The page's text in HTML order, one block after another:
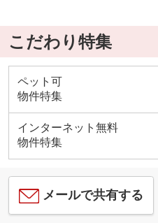
こだわり特集
ペット可
物件特集
インターネット無料
物件特集
メールで共有する